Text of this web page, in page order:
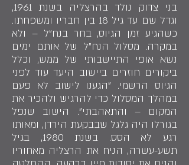
בני צדוק נולד בהרצליה בשנת 1961,
וגדל שם עד גיל 18 בין חבריו ומשפחתו.
כשהגיע זמן הגיוס, בחר בנח"ל – ולא
במקרה. מסלול הנח"ל של אותם ימים
נשא אופי התיישבותי של ממש, וכלל
ביקורים חוזרים ביישוב היעד עוד לפני
הגיוס הרשמי. "הגענו לישוב לא פעם
במהלך המסלול כדי להרגיש ולהכיר את
המקום – והתאהבתי". הישוב שנפל
בגורלו היה גלגל שבבקעת הירדן, ומאותו
רגע לא הסס. בשנת 1980, בגיל
תשע-עשרה, הניח את הרצליה מאחוריו